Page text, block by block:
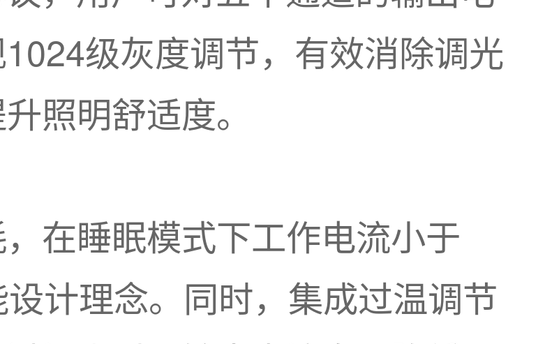
级灰度调节，有效消除调光
照明舒适度。
在睡眠模式下工作电流小于
计理念。同时，集成过温调节